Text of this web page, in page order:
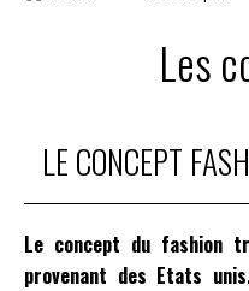
Les
LE CONCEPT
Le concept du fashion
provenant des Etats